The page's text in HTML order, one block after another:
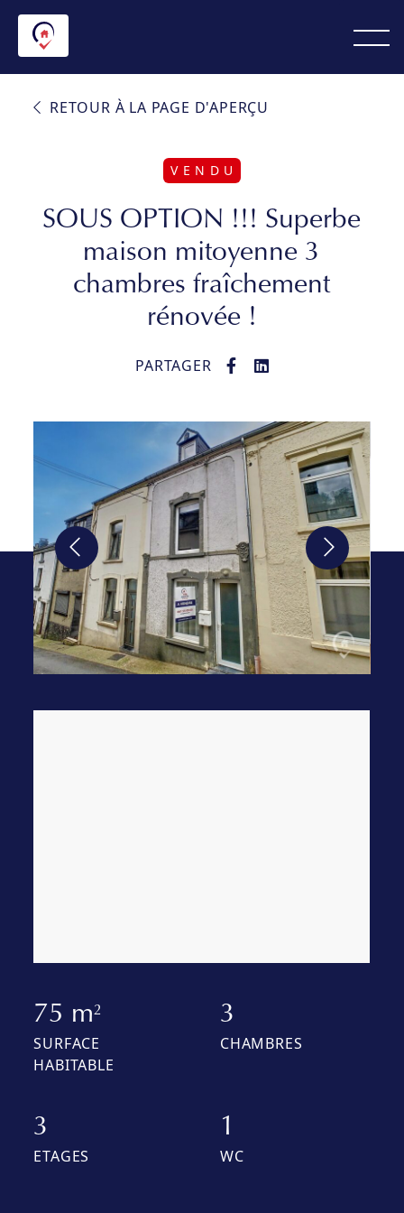
RETOUR À LA PAGE D'APERÇU
V E N D U
SOUS OPTION !!! Superbe
maison mitoyenne 3
chambres fraîchement
rénovée !
PARTAGER
75 m2
SURFACE
HABITABLE
3
CHAMBRES
3
ETAGES
1
WC